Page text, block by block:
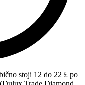
stoji 12 do 22 £ po